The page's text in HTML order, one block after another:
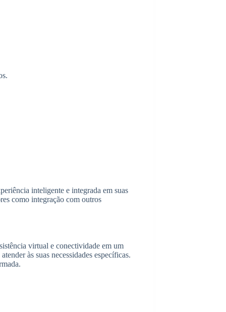
inteligente e integrada em suas
como integração com outros
virtual e conectividade em um
às suas necessidades específicas.